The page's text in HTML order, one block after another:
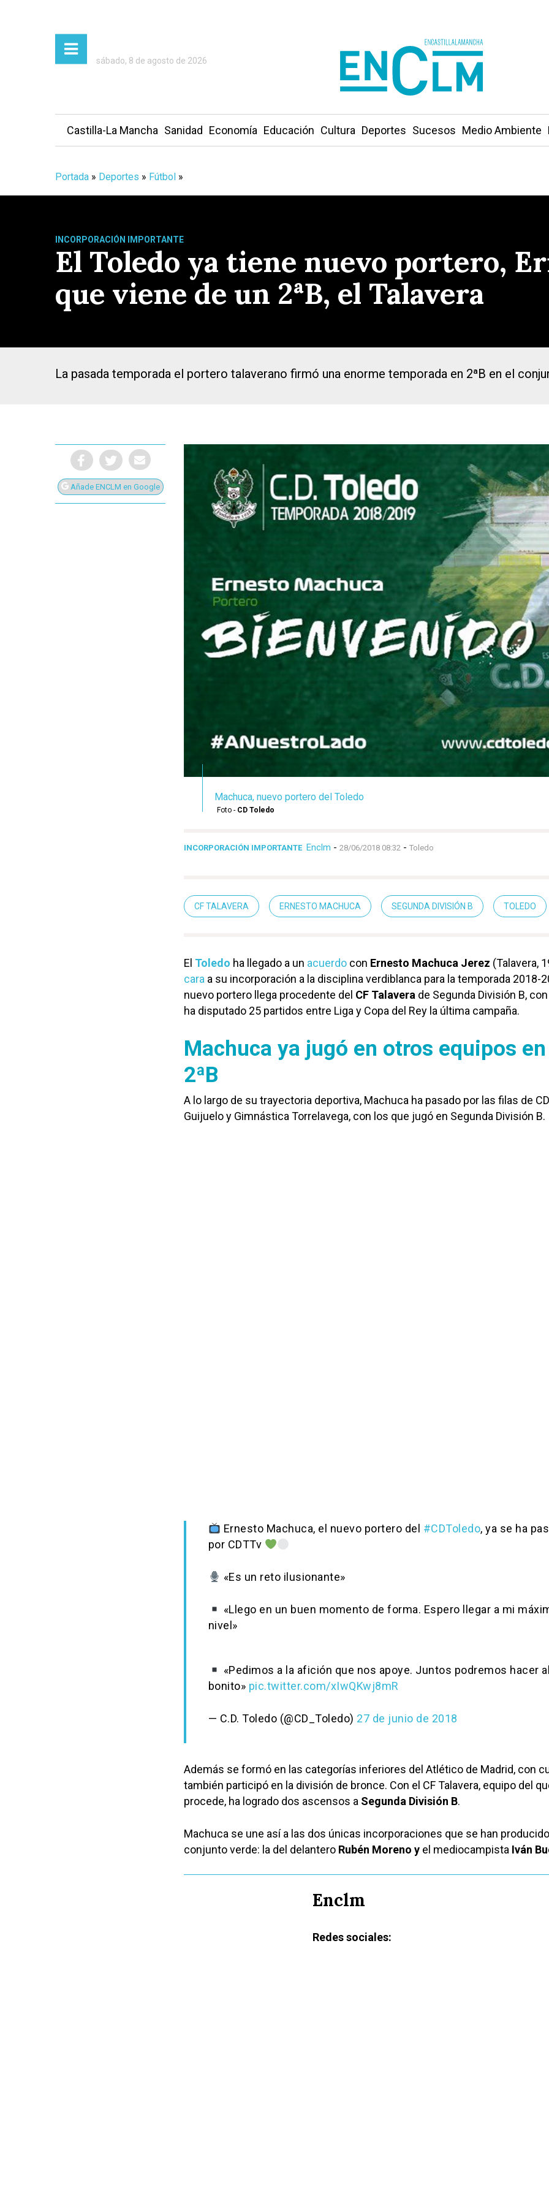
Presiona Intro para buscar o ESC para cerrar
sábado, 8 de agosto de 2026
Castilla-La Mancha Sanidad Economía Educación Cultura Deportes Sucesos Medio Ambiente
Portada » Deportes » Fútbol »
INCORPORACIÓN IMPORTANTE
El Toledo ya tiene nuevo portero,
que viene de un 2ªB, el Talavera
La pasada temporada el portero talaverano firmó una enorme temporada en 2ªB en el
Añade ENCLM en Google
Machuca, nuevo portero del Toledo
Foto - CD Toledo
INCORPORACIÓN IMPORTANTE Enclm - 28/06/2018 08:32 - Toledo
CF TALAVERA ERNESTO MACHUCA SEGUNDA DIVISIÓN B TOLEDO
El Toledo ha llegado a un acuerdo con Ernesto Machuca Jerez (Talavera,
cara a su incorporación a la disciplina verdiblanca para la temporada 2018-
nuevo portero llega procedente del CF Talavera de Segunda División B,
ha disputado 25 partidos entre Liga y Copa del Rey la última campaña.
Machuca ya jugó en otros equipos en
2ªB
A lo largo de su trayectoria deportiva, Machuca ha pasado por las filas de CD
Guijuelo y Gimnástica Torrelavega, con los que jugó en Segunda División B.
Ernesto Machuca, el nuevo portero del #CDToledo, ya se ha
por CDTTv
«Es un reto ilusionante»
«Llego en un buen momento de forma. Espero llegar a mi
nivel»
«Pedimos a la afición que nos apoye. Juntos podremos hacer
bonito» pic.twitter.com/xIwQKwj8mR
— C.D. Toledo (@CD_Toledo) 27 de junio de 2018
Además se formó en las categorías inferiores del Atlético de Madrid, con
también participó en la división de bronce. Con el CF Talavera, equipo del
procede, ha logrado dos ascensos a Segunda División B.
Machuca se une así a las dos únicas incorporaciones que se han producido
conjunto verde: la del delantero Rubén Moreno y el mediocampista Iván
Enclm
Redes sociales: